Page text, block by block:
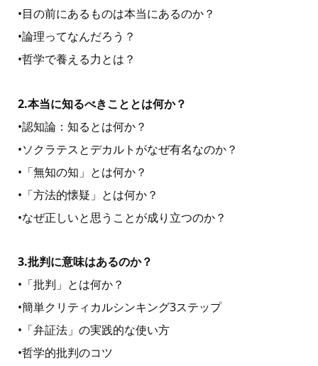
•⽬の前にあるものは本当にあるのか？
•論理ってなんだろう？
•哲学で養える⼒とは？
2.本当に知るべきこととは何か？
•認知論：知るとは何か？
•ソクラテスとデカルトがなぜ有名なのか？
•「無知の知」とは何か？
•「⽅法的懐疑」とは何か？
•なぜ正しいと思うことが成り⽴つのか？
3.批判に意味はあるのか？
•「批判」とは何か？
•簡単クリティカルシンキング3ステップ
•「弁証法」の実践的な使い⽅
•哲学的批判のコツ